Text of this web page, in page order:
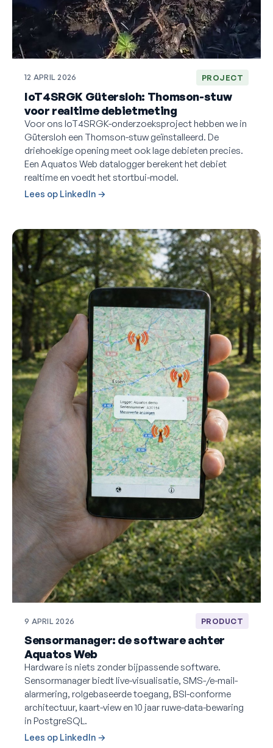
12 APRIL 2026 PROJECT
IoT4SRGK Gütersloh: Thomson-stuw
voor realtime debietmeting
Voor ons IoT4SRGK-onderzoeksproject hebben we in
Gütersloh een Thomson-stuw geïnstalleerd. De
driehoekige opening meet ook lage debieten precies.
Een Aquatos Web datalogger berekent het debiet
realtime en voedt het stortbui-model.
Lees op LinkedIn →
9 APRIL 2026 PRODUCT
Sensormanager: de software achter
Aquatos Web
Hardware is niets zonder bijpassende software.
Sensormanager biedt live-visualisatie, SMS-/e-mail-
alarmering, rolgebaseerde toegang, BSI-conforme
architectuur, kaart-view en 10 jaar ruwe-data-bewaring
in PostgreSQL.
Lees op LinkedIn →